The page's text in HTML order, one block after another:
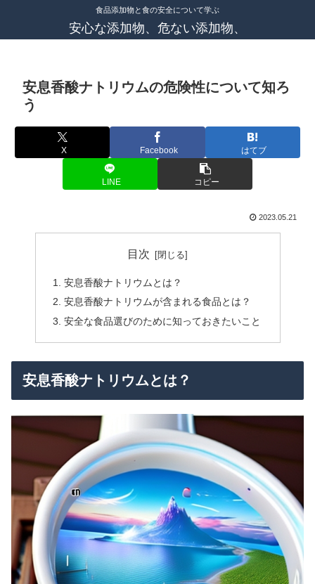
食品添加物と食の安全について学ぶ
安心な添加物、危ない添加物、
安息香酸ナトリウムの危険性について知ろ
う
X Facebook はてブ
LINE コピー
2023.05.21
目次
安息香酸ナトリウムとは？
安息香酸ナトリウムが含まれる食品とは？
安全な食品選びのために知っておきたいこと
安息香酸ナトリウムとは？